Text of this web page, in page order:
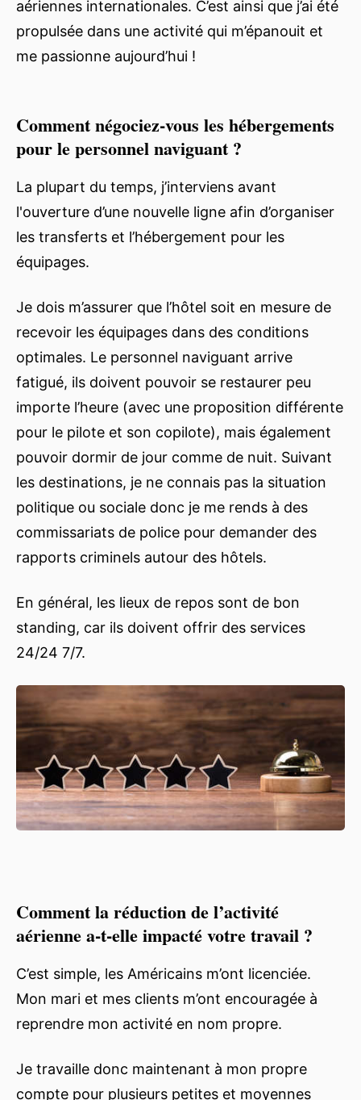
aériennes internationales. C’est ainsi que j’ai été
propulsée dans une activité qui m’épanouit et
me passionne aujourd’hui !
Comment négociez-vous les hébergements
pour le personnel naviguant ?
La plupart du temps, j’interviens avant
l'ouverture d’une nouvelle ligne afin d’organiser
les transferts et l’hébergement pour les
équipages.
Je dois m’assurer que l’hôtel soit en mesure de
recevoir les équipages dans des conditions
optimales. Le personnel naviguant arrive
fatigué, ils doivent pouvoir se restaurer peu
importe l’heure (avec une proposition différente
pour le pilote et son copilote), mais également
pouvoir dormir de jour comme de nuit. Suivant
les destinations, je ne connais pas la situation
politique ou sociale donc je me rends à des
commissariats de police pour demander des
rapports criminels autour des hôtels.
En général, les lieux de repos sont de bon
standing, car ils doivent offrir des services
24/24 7/7.
Comment la réduction de l’activité
aérienne a-t-elle impacté votre travail ?
C’est simple, les Américains m’ont licenciée.
Mon mari et mes clients m’ont encouragée à
reprendre mon activité en nom propre.
Je travaille donc maintenant à mon propre
compte pour plusieurs petites et moyennes